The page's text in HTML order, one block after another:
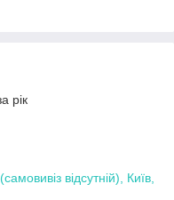
рік
відсутній), Київ,